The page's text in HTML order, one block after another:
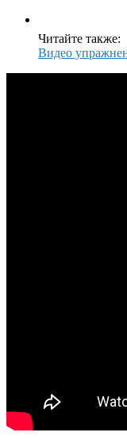
Читайте также:
Видео